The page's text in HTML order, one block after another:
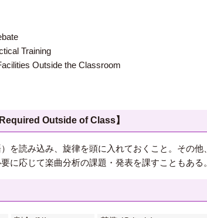
Training
Outside the Classroom
Outside of Class】
を読み込み、旋律を頭に入れておくこと。その
に応じて楽曲分析の課題・発表を課すこともある。